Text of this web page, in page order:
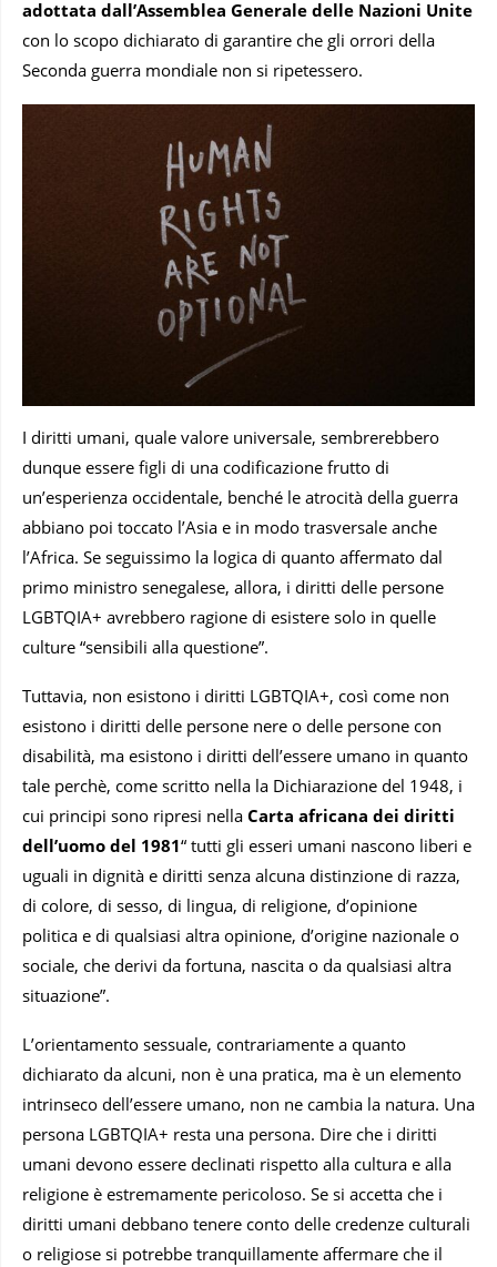
adottata dall’Assemblea Generale delle Nazioni Unite
con lo scopo dichiarato di garantire che gli orrori della
Seconda guerra mondiale non si ripetessero.
I diritti umani, quale valore universale, sembrerebbero
dunque essere figli di una codificazione frutto di
un’esperienza occidentale, benché le atrocità della guerra
abbiano poi toccato l’Asia e in modo trasversale anche
l’Africa. Se seguissimo la logica di quanto affermato dal
primo ministro senegalese, allora, i diritti delle persone
LGBTQIA+ avrebbero ragione di esistere solo in quelle
culture “sensibili alla questione”.
Tuttavia, non esistono i diritti LGBTQIA+, così come non
esistono i diritti delle persone nere o delle persone con
disabilità, ma esistono i diritti dell’essere umano in quanto
tale perchè, come scritto nella la Dichiarazione del 1948, i
cui principi sono ripresi nella Carta africana dei diritti
dell’uomo del 1981“ tutti gli esseri umani nascono liberi e
uguali in dignità e diritti senza alcuna distinzione di razza,
di colore, di sesso, di lingua, di religione, d’opinione
politica e di qualsiasi altra opinione, d’origine nazionale o
sociale, che derivi da fortuna, nascita o da qualsiasi altra
situazione”.
L’orientamento sessuale, contrariamente a quanto
dichiarato da alcuni, non è una pratica, ma è un elemento
intrinseco dell’essere umano, non ne cambia la natura. Una
persona LGBTQIA+ resta una persona. Dire che i diritti
umani devono essere declinati rispetto alla cultura e alla
religione è estremamente pericoloso. Se si accetta che i
diritti umani debbano tenere conto delle credenze culturali
o religiose si potrebbe tranquillamente affermare che il